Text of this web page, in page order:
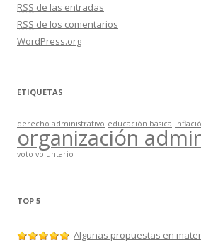
RSS de las entradas
RSS de los comentarios
WordPress.org
ETIQUETAS
derecho administrativo educación básica
organización
voto voluntario
TOP 5
Algunas propuestas en